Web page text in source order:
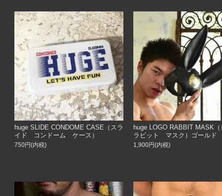
huge SLIDE CONDOME CASE（スラ
イド コンドーム ケース）
750円(内税)
huge LOGO RABBIT MASK
ラビット マスク）ゴールド
1,900円(内税)